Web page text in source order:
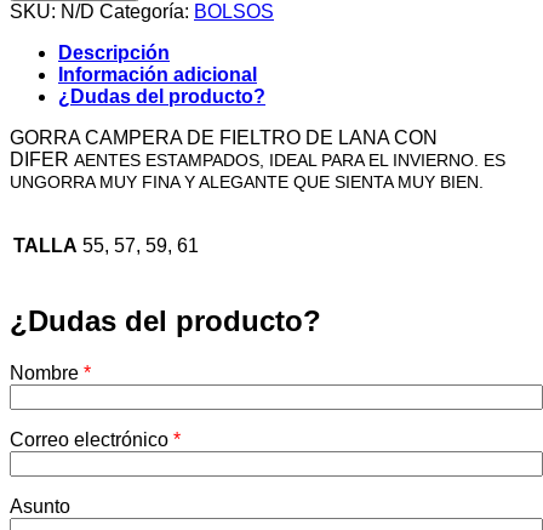
SKU: N/D Categoría: BOLSOS
Descripción
Información adicional
¿Dudas del producto?
GORRA CAMPERA DE FIELTRO DE LANA CON
DIFER AENTES ESTAMPADOS, IDEAL PARA EL INVIERNO. ES
UNGORRA MUY FINA Y ALEGANTE QUE SIENTA MUY BIEN.
TALLA 55, 57, 59, 61
¿Dudas del producto?
Nombre *
Correo electrónico *
Asunto